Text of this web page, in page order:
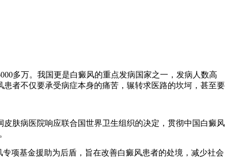
多万。我国更是白癜风的重点发病国家之一，发病人数高
者不仅要承受病症本身的痛苦，辗转求医路的坎坷，甚至要
肤病医院响应联合国世界卫生组织的决定，贯彻中国白癜风
项基金援助为后盾，旨在改善白癜风患者的处境，减少社会